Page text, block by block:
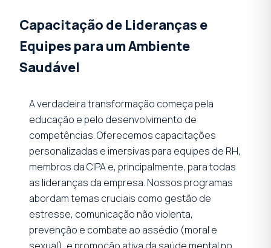
Capacitação de Lideranças e
Equipes para um Ambiente
Saudável
A verdadeira transformação começa pela
educação e pelo desenvolvimento de
competências. Oferecemos capacitações
personalizadas e imersivas para equipes de RH,
membros da CIPA e, principalmente, para todas
as lideranças da empresa. Nossos programas
abordam temas cruciais como gestão de
estresse, comunicação não violenta,
prevenção e combate ao assédio (moral e